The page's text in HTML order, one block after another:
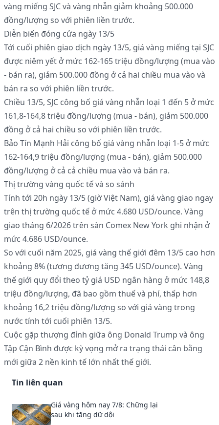
vàng miếng SJC và vàng nhẫn giảm khoảng 500.000
đồng/lượng so với phiên liền trước.
Diễn biến đóng cửa ngày 13/5
Tới cuối phiên giao dịch ngày 13/5, giá vàng miếng tại SJC
được niêm yết ở mức 162-165 triệu đồng/lượng (mua vào
- bán ra), giảm 500.000 đồng ở cả hai chiều mua vào và
bán ra so với phiên liền trước.
Chiều 13/5, SJC công bố giá vàng nhẫn loại 1 đến 5 ở mức
161,8-164,8 triệu đồng/lượng (mua - bán), giảm 500.000
đồng ở cả hai chiều so với phiên liền trước.
Bảo Tín Mạnh Hải công bố giá vàng nhẫn loại 1-5 ở mức
162-164,9 triệu đồng/lượng (mua - bán), giảm 500.000
đồng/lượng ở cả cả chiều mua vào và bán ra.
Thị trường vàng quốc tế và so sánh
Tính tới 20h ngày 13/5 (giờ Việt Nam), giá vàng giao ngay
trên thị trường quốc tế ở mức 4.680 USD/ounce. Vàng
giao tháng 6/2026 trên sàn Comex New York ghi nhận ở
mức 4.686 USD/ounce.
So với cuối năm 2025, giá vàng thế giới đêm 13/5 cao hơn
khoảng 8% (tương đương tăng 345 USD/ounce). Vàng
thế giới quy đổi theo tỷ giá USD ngân hàng ở mức 148,8
triệu đồng/lượng, đã bao gồm thuế và phí, thấp hơn
khoảng 16,2 triệu đồng/lượng so với giá vàng trong
nước tính tới cuối phiên 13/5.
Cuộc gặp thượng đỉnh giữa ông Donald Trump và ông
Tập Cận Bình được kỳ vọng mở ra trạng thái cân bằng
mới giữa 2 nền kinh tế lớn nhất thế giới.
Tin liên quan
Giá vàng hôm nay 7/8: Chững lại
sau khi tăng dữ dội